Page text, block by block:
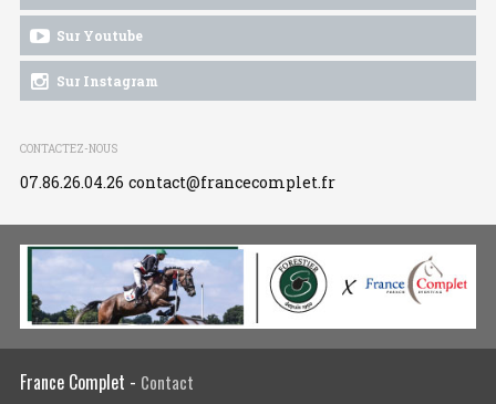
Sur Youtube
Sur Instagram
CONTACTEZ-NOUS
07.86.26.04.26 contact@francecomplet.fr
France Complet - Contact